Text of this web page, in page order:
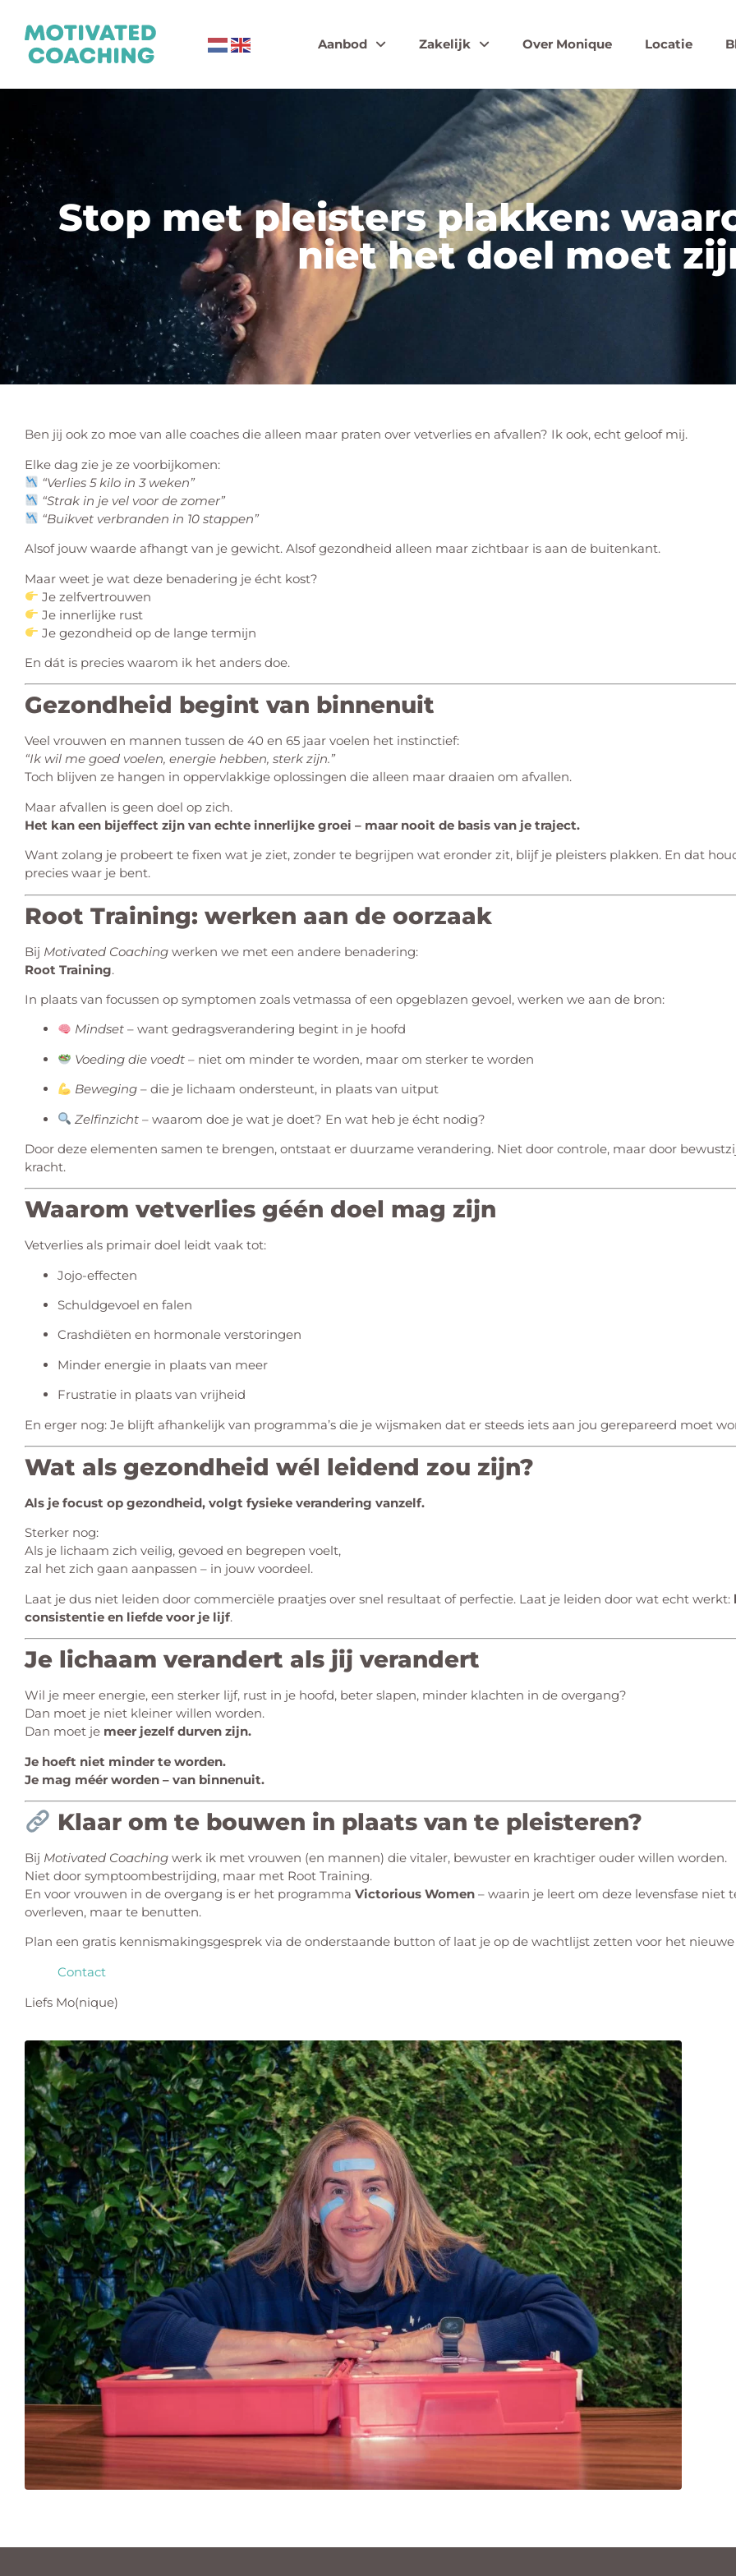
Aanbod Zakelijk Over Monique Locatie
Stop met pleisters plakken:
niet het doel moet
Ben jij ook zo moe van alle coaches die alleen maar praten over vetverlies en afvallen? Ik ook, echt geloof mij.
Elke dag zie je ze voorbijkomen:
“Verlies 5 kilo in 3 weken”
“Strak in je vel voor de zomer”
“Buikvet verbranden in 10 stappen”
Alsof jouw waarde afhangt van je gewicht. Alsof gezondheid alleen maar zichtbaar is aan de buitenkant.
Maar weet je wat deze benadering je écht kost?
Je zelfvertrouwen
Je innerlijke rust
Je gezondheid op de lange termijn
En dát is precies waarom ik het anders doe.
Gezondheid begint van binnenuit
Veel vrouwen en mannen tussen de 40 en 65 jaar voelen het instinctief:
“Ik wil me goed voelen, energie hebben, sterk zijn.”
Toch blijven ze hangen in oppervlakkige oplossingen die alleen maar draaien om afvallen.
Maar afvallen is geen doel op zich.
Het kan een bijeffect zijn van echte innerlijke groei – maar nooit de basis van je traject.
Want zolang je probeert te fixen wat je ziet, zonder te begrijpen wat eronder zit, blijf je pleisters plakken. En dat
precies waar je bent.
Root Training: werken aan de oorzaak
Bij Motivated Coaching werken we met een andere benadering:
Root Training.
In plaats van focussen op symptomen zoals vetmassa of een opgeblazen gevoel, werken we aan de bron:
Mindset – want gedragsverandering begint in je hoofd
Voeding die voedt – niet om minder te worden, maar om sterker te worden
Beweging – die je lichaam ondersteunt, in plaats van uitput
Zelfinzicht – waarom doe je wat je doet? En wat heb je écht nodig?
Door deze elementen samen te brengen, ontstaat er duurzame verandering. Niet door controle, maar door
kracht.
Waarom vetverlies géén doel mag zijn
Vetverlies als primair doel leidt vaak tot:
Jojo-effecten
Schuldgevoel en falen
Crashdiëten en hormonale verstoringen
Minder energie in plaats van meer
Frustratie in plaats van vrijheid
En erger nog: Je blijft afhankelijk van programma’s die je wijsmaken dat er steeds iets aan jou gerepareerd moet
Wat als gezondheid wél leidend zou zijn?
Als je focust op gezondheid, volgt fysieke verandering vanzelf.
Sterker nog:
Als je lichaam zich veilig, gevoed en begrepen voelt,
zal het zich gaan aanpassen – in jouw voordeel.
Laat je dus niet leiden door commerciële praatjes over snel resultaat of perfectie. Laat je leiden door wat echt werkt:
consistentie en liefde voor je lijf.
Je lichaam verandert als jij verandert
Wil je meer energie, een sterker lijf, rust in je hoofd, beter slapen, minder klachten in de overgang?
Dan moet je niet kleiner willen worden.
Dan moet je meer jezelf durven zijn.
Je hoeft niet minder te worden.
Je mag méér worden – van binnenuit.
Klaar om te bouwen in plaats van te pleisteren?
Bij Motivated Coaching werk ik met vrouwen (en mannen) die vitaler, bewuster en krachtiger ouder willen worden.
Niet door symptoombestrijding, maar met Root Training.
En voor vrouwen in de overgang is er het programma Victorious Women – waarin je leert om deze levensfase niet
overleven, maar te benutten.
Plan een gratis kennismakingsgesprek via de onderstaande button of laat je op de wachtlijst zetten voor het
Contact
Liefs Mo(nique)